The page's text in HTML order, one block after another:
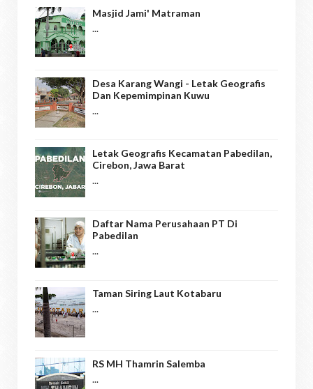
Masjid Jami' Matraman
...
Desa Karang Wangi - Letak Geografis
Dan Kepemimpinan Kuwu
...
Letak Geografis Kecamatan Pabedilan,
Cirebon, Jawa Barat
...
Daftar Nama Perusahaan PT Di
Pabedilan
...
Taman Siring Laut Kotabaru
...
RS MH Thamrin Salemba
...